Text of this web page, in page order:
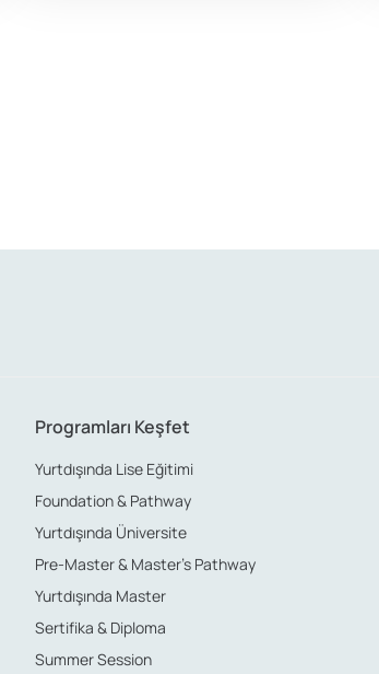
Programları Keşfet
Yurtdışında Lise Eğitimi
Foundation & Pathway
Yurtdışında Üniversite
Pre-Master & Master’s Pathway
Yurtdışında Master
Sertifika & Diploma
Summer Session